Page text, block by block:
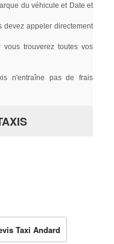
du véhicule et Date et
appeler directement
trouverez toutes vos
pas de frais
Taxi Andard